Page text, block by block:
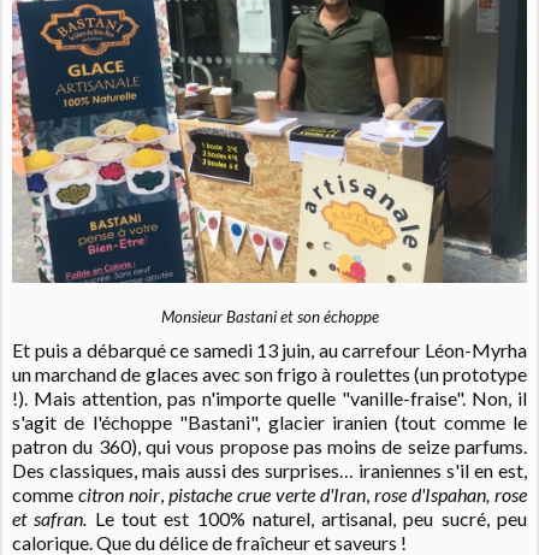
Monsieur Bastani et son échoppe
Et puis a débarqué ce samedi 13 juin, au carrefour Léon-Myrha
un marchand de glaces avec son frigo à roulettes (un prototype
!). Mais attention, pas n'importe quelle "vanille-fraise". Non, il
s'agit de l'échoppe "Bastani", glacier iranien (tout comme le
patron du 360), qui vous propose pas moins de seize parfums.
Des classiques, mais aussi des surprises… iraniennes s'il en est,
commecitron noir,pistache crue verte d'Iran, rose d'Ispahan, rose
et safran. Le tout est 100% naturel, artisanal, peu sucré, peu
calorique. Que du délice de fraîcheur et saveurs !